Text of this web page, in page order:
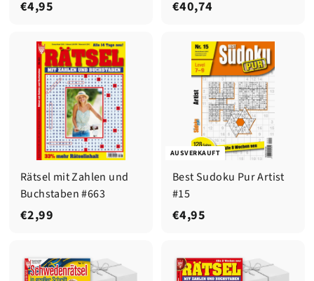
€4,95
,
9
5
€40,74
0
,
7
4
Rätsel mit Zahlen und
Buchstaben #663
€2,99
9
AUSVERKAUFT
Best Sudoku Pur Artist
#15
€4,95
9